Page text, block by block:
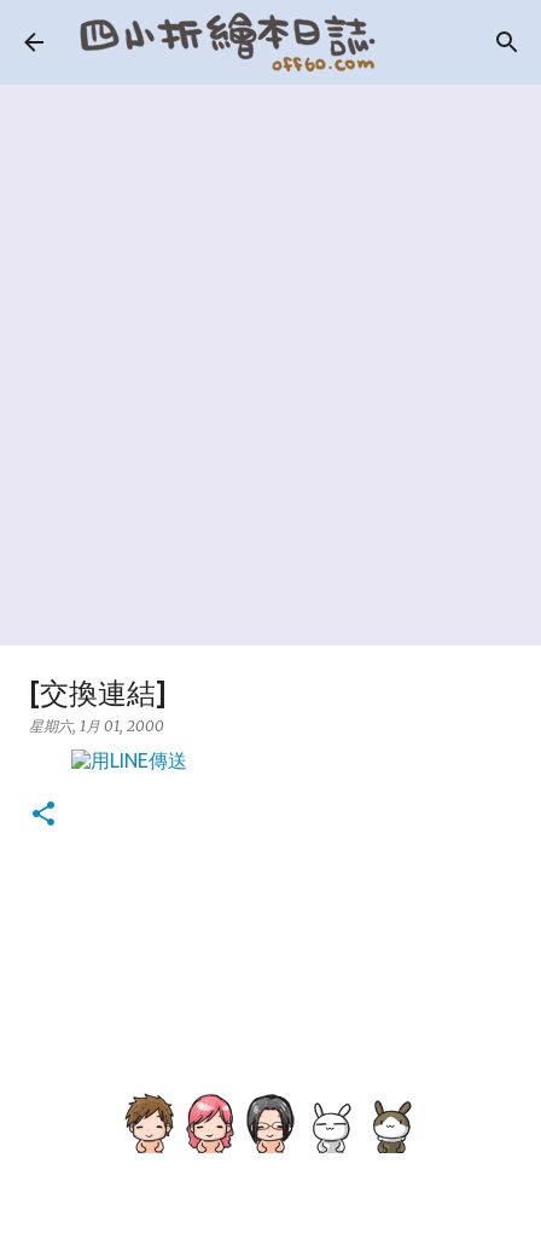
跳到主要內容
[交換連結]
星期六, 1月 01, 2000